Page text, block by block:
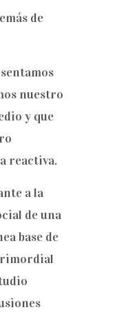
de
nuestro
y que
reactiva.
a la
de una
base de